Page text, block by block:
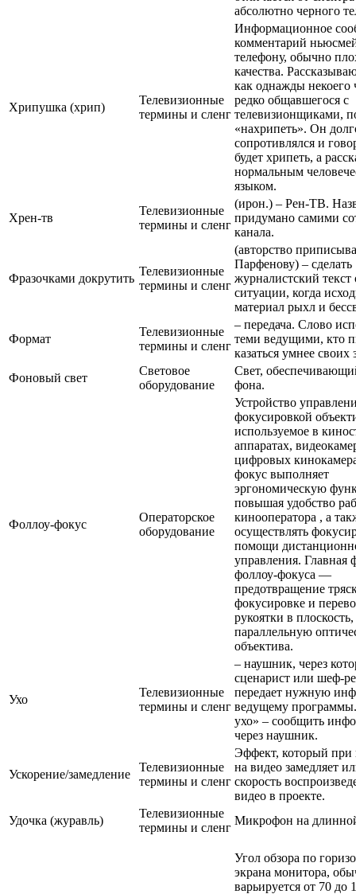
абсолютно черного
Хрипушка (хрип)
Телевизионные
термины и сленг
Информационное
комментарий
телефону, обычно
качества.
как однажды некоего
редко общавшегося с
телевизионщиками,
«нахрипеть». Он
сопротивлялся и
будет хрипеть, а
нормальным
языком.
Хрен-тв
Телевизионные
термины и сленг
(ирон.) – Рен-ТВ.
придумано самими
канала.
Фразочками докрутить
Телевизионные
термины и сленг
(авторство
Парфенову) – сделать
журналистский текст
ситуации, когда
материал рыхл и
Формат
Телевизионные
термины и сленг
– передача. Слово
теми ведущими, кто
казаться умнее своих
Фоновый свет
Световое
оборудование
Свет,
фона.
Фоллоу-фокус
Операторское
оборудование
Устройство
фокусировкой
используемое в
аппаратах,
цифровых
фокус выполняет
эргономическую
повышая удобство
кинооператора , а
осуществлять
помощи
управления. Главная
фоллоу-фокуса —
предотвращение
фокусировке и
рукоятки в плоскость,
параллельную
объектива.
Ухо
Телевизионные
термины и сленг
– наушник, через
сценарист или шеф-
передает нужную
ведущему
ухо» – сообщить
через наушник.
Ускорение/замедление
Телевизионные
термины и сленг
Эффект, который при
на видео замедляет
скорость
видео в проекте.
Удочка (журавль)
Телевизионные
термины и сленг
Микрофон на
Угол обзора по
экрана монитора,
варьируется от 70 до